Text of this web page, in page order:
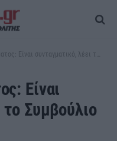
συνταγματικό, λέει το Συμβούλιο Επικρατείας
Είναι
το Συμβούλιο